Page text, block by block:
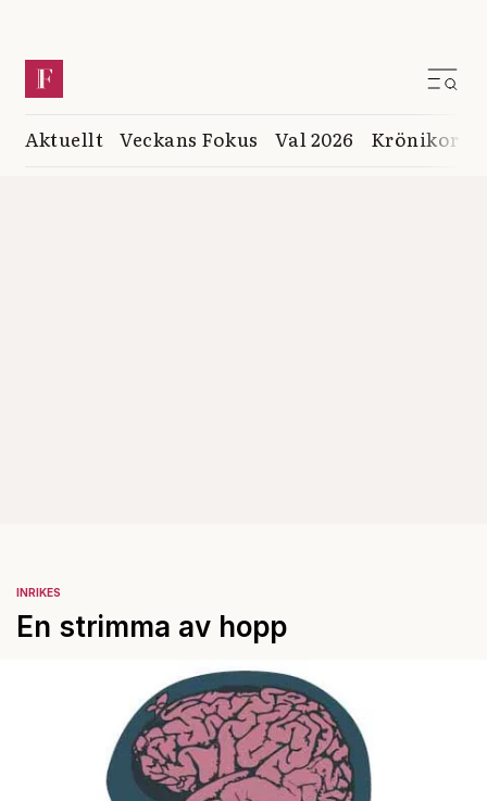
Aktuellt Veckans Fokus Val 2026 Krönikor
INRIKES
En strimma av hopp